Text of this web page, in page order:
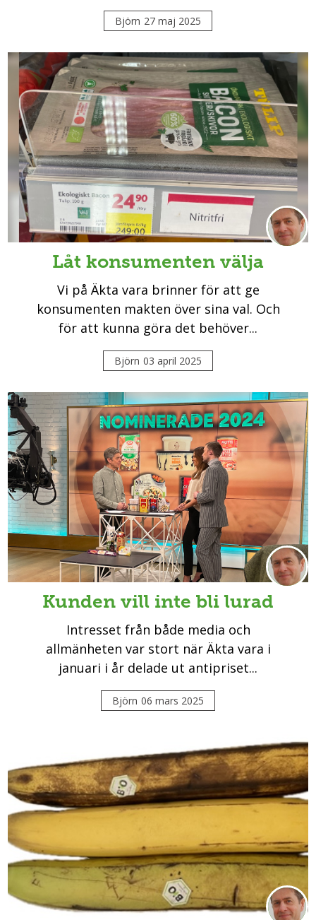
Björn 27 maj 2025
Låt konsumenten välja
Vi på Äkta vara brinner för att ge
konsumenten makten över sina val. Och
för att kunna göra det behöver...
Björn 03 april 2025
Kunden vill inte bli lurad
Intresset från både media och
allmänheten var stort när Äkta vara i
januari i år delade ut antipriset...
Björn 06 mars 2025